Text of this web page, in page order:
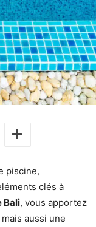
piscine,
clés à
Bali, vous apportez
mais aussi une